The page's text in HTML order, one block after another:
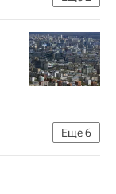
Еще6